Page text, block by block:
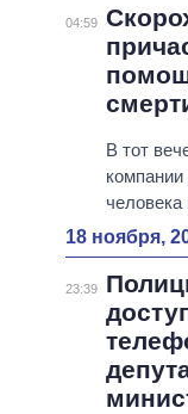
04:59
В тот
человека
18 ноября,
23:39